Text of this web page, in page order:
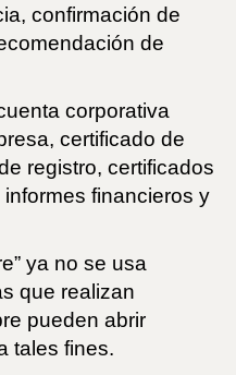
confirmación de
de
corporativa
certificado de
registro, certificados
financieros y
ya no se usa
que realizan
pueden abrir
tales fines.